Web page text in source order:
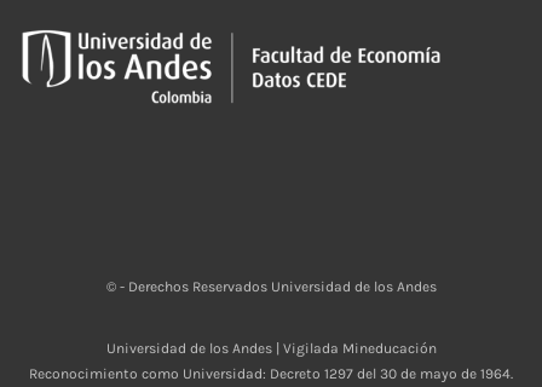
© - Derechos Reservados Universidad de los Andes
Universidad de los Andes | Vigilada Mineducación
Reconocimiento como Universidad: Decreto 1297 del 30 de mayo de 1964.